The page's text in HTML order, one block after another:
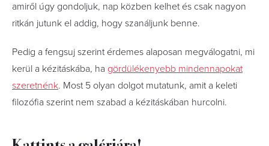
amiről úgy gondoljuk, nap közben kelhet és csak nagyon
ritkán jutunk el addig, hogy szanáljunk benne.
Pedig a fengsuj szerint érdemes alaposan megválogatni, mi
kerül a kézitáskába, ha gördülékenyebb mindennapokat
szeretnénk. Most 5 olyan dolgot mutatunk, amit a keleti
filozófia szerint nem szabad a kézitáskában hurcolni.